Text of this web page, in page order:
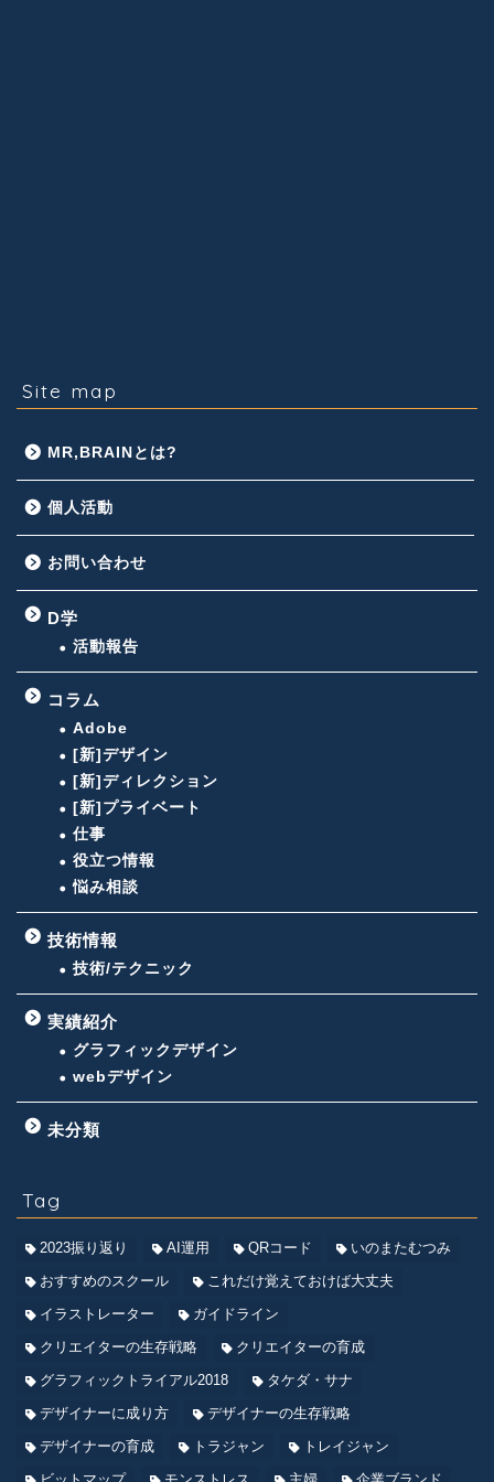
Site map
MR,BRAINとは?
個人活動
お問い合わせ
D学
活動報告
コラム
Adobe
[新]デザイン
[新]ディレクション
[新]プライベート
仕事
役立つ情報
悩み相談
技術情報
技術/テクニック
実績紹介
グラフィックデザイン
webデザイン
未分類
Tag
2023振り返り AI運用 QRコード
いのまたむつみ
おすすめのスクール
これだけ覚えておけば大丈夫
イラストレーター
ガイドライン
クリエイターの生存戦略
クリエイターの育成
グラフィックトライアル2018
タケダ・サナ
デザイナーに成り方
デザイナーの生存戦略
デザイナーの育成
トラジャン
トレイジャン